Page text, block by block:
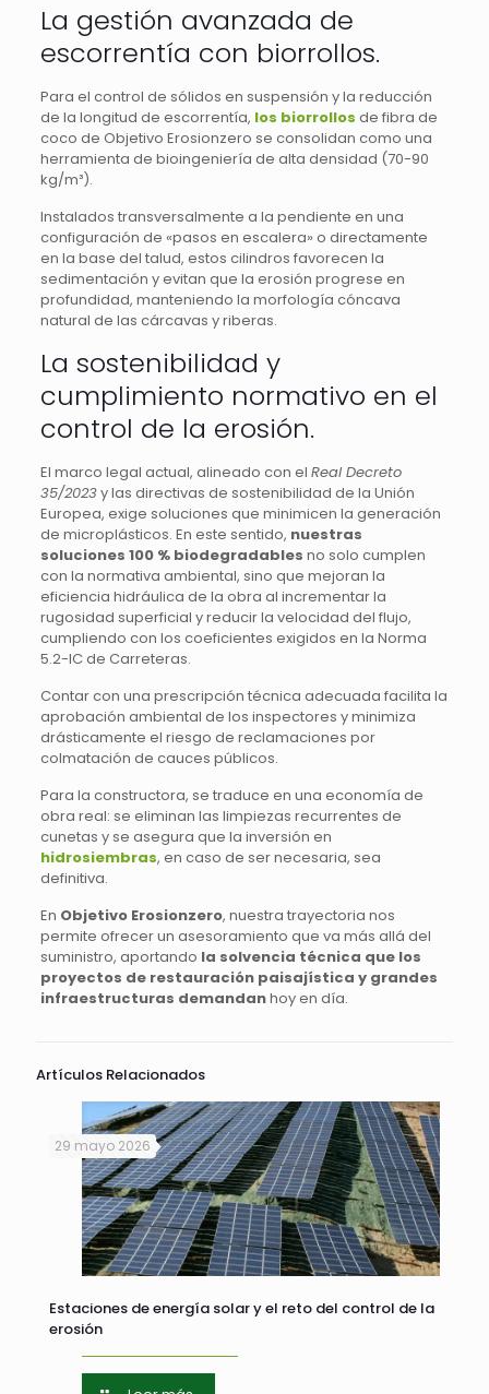
La gestión avanzada de
escorrentía con biorrollos.
Para el control de sólidos en suspensión y la reducción
de la longitud de escorrentía, los biorrollos de fibra de
coco de Objetivo Erosionzero se consolidan como una
herramienta de bioingeniería de alta densidad (70-90
kg/m³).
Instalados transversalmente a la pendiente en una
configuración de «pasos en escalera» o directamente
en la base del talud, estos cilindros favorecen la
sedimentación y evitan que la erosión progrese en
profundidad, manteniendo la morfología cóncava
natural de las cárcavas y riberas.
La sostenibilidad y
cumplimiento normativo en el
control de la erosión.
El marco legal actual, alineado con el Real Decreto
35/2023y las directivas de sostenibilidad de la Unión
Europea, exige soluciones que minimicen la generación
de microplásticos. En este sentido, nuestras
soluciones 100 % biodegradables no solo cumplen
con la normativa ambiental, sino que mejoran la
eficiencia hidráulica de la obra al incrementar la
rugosidad superficial y reducir la velocidad del flujo,
cumpliendo con los coeficientes exigidos en la Norma
5.2-IC de Carreteras.
Contar con una prescripción técnica adecuada facilita la
aprobación ambiental de los inspectores y minimiza
drásticamente el riesgo de reclamaciones por
colmatación de cauces públicos.
Para la constructora, se traduce en una economía de
obra real: se eliminan las limpiezas recurrentes de
cunetas y se asegura que la inversión en
hidrosiembras, en caso de ser necesaria, sea
definitiva.
En Objetivo Erosionzero, nuestra trayectoria nos
permite ofrecer un asesoramiento que va más allá del
suministro, aportando la solvencia técnica que los
proyectos de restauración paisajística y grandes
infraestructuras demandanhoy en día.
Artículos Relacionados
29 mayo 2026
Estaciones de energía solar y el reto del control de la
erosión